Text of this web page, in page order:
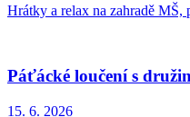
Hrátky a relax na zahradě
Páťácké loučení s
15. 6. 2026